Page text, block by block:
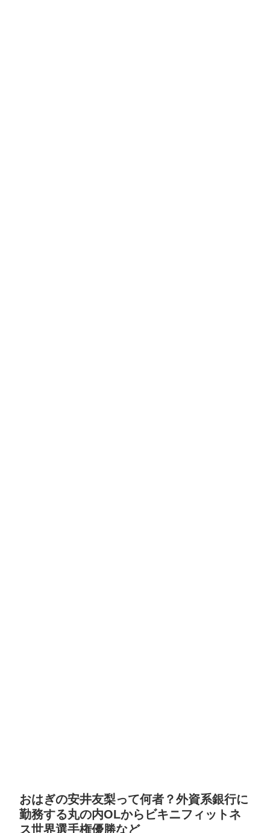
おはぎの安井友梨って何者？外資系銀行に
勤務する丸の内OLからビキニフィットネ
ス世界選手権優勝など